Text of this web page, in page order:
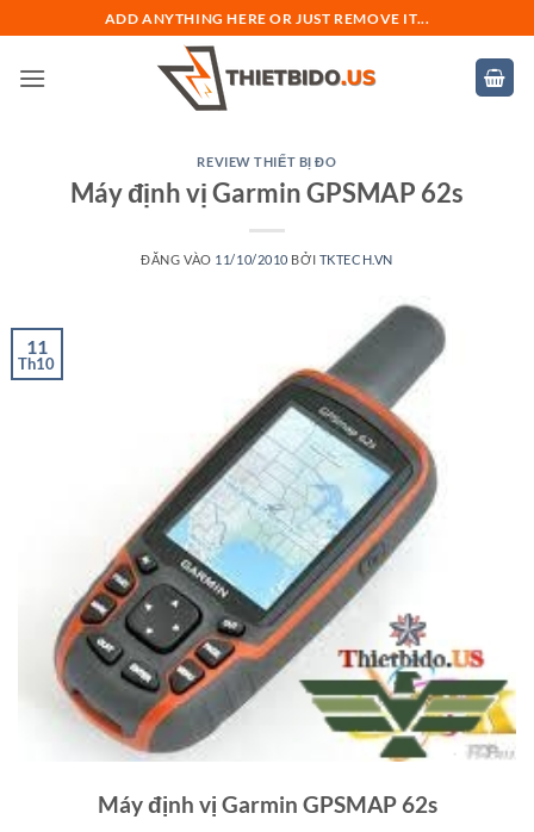
qua
nội
ADD ANYTHING HERE OR JUST REMOVE IT...
REVIEW THIẾT BỊ ĐO
Máy định vị Garmin GPSMAP 62s
ĐĂNG VÀO 11/10/2010 BỞI TKTECH.VN
11
Th10
Máy định vị Garmin GPSMAP 62s